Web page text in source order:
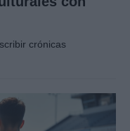
crónicas